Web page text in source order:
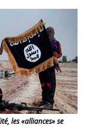
les «alliances» se